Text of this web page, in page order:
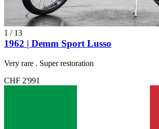
1 / 13
1962 | Demm Sport Lusso
Very rare . Super restoration
CHF 2'991